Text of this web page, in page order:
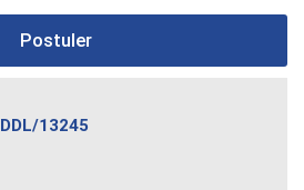
Postuler
13245